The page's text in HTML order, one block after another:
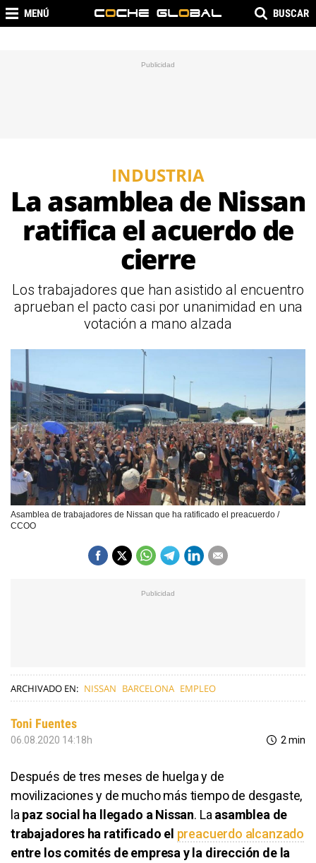
MENÚ BUSCAR
INDUSTRIA
La asamblea de Nissan
ratifica el acuerdo de
cierre
Los trabajadores que han asistido al encuentro
aprueban el pacto casi por unanimidad en una
votación a mano alzada
Asamblea de trabajadores de Nissan que ha ratificado el preacuerdo /
CCOO
ARCHIVADO EN: NISSAN BARCELONA EMPLEO
Toni Fuentes
06.08.2020 14:18h 2 min
Después de tres meses de huelga y de
movilizaciones y de mucho más tiempo de desgaste,
la paz social ha llegado a Nissan. La asamblea de
trabajadores ha ratificado el preacuerdo alcanzado
entre los comités de empresa y la dirección de la